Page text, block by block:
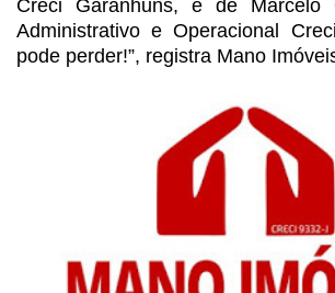
Creci Garanhuns, e de Marcelo
Administrativo e Operacional
pode perder!”, registra Mano